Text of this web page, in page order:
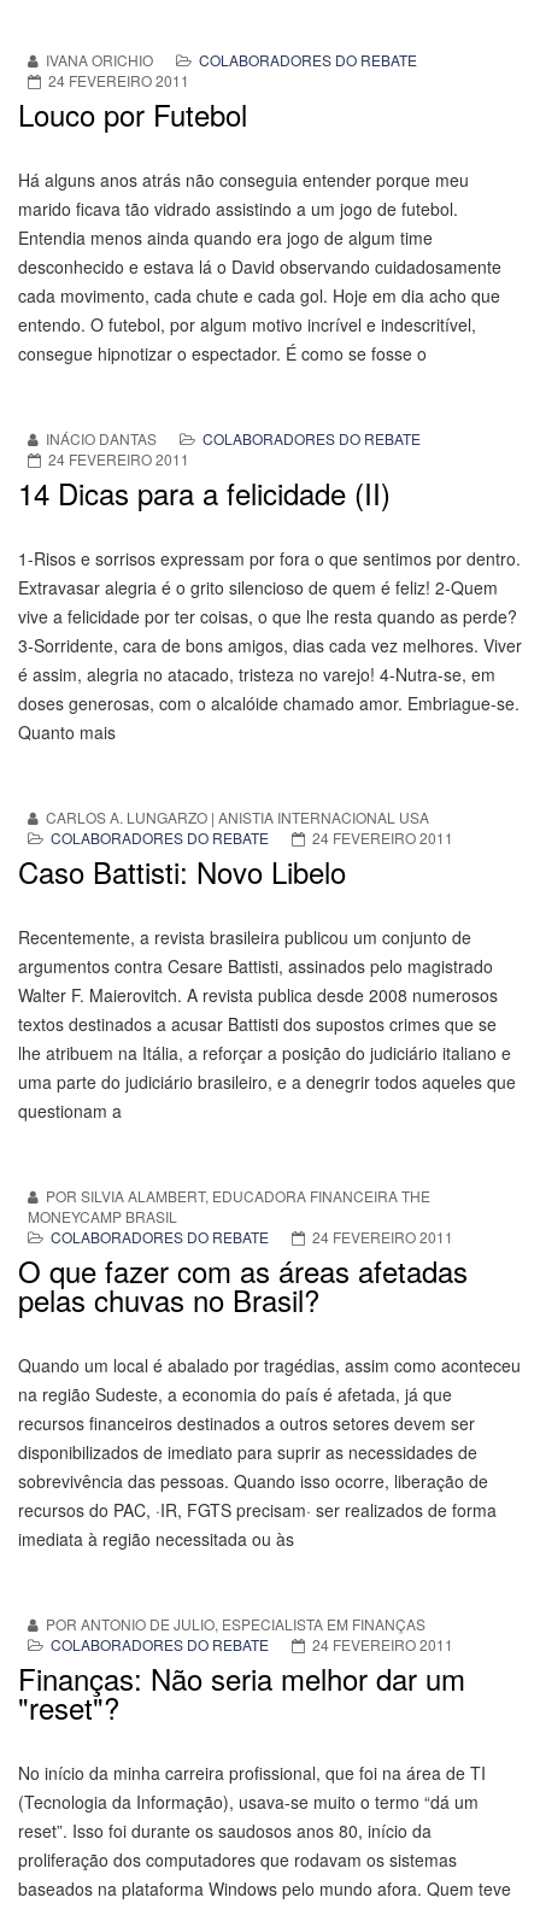
IVANA ORICHIO
COLABORADORES DO REBATE
24 FEVEREIRO 2011
Louco por Futebol
Há alguns anos atrás não conseguia entender porque meu
marido ficava tão vidrado assistindo a um jogo de futebol.
Entendia menos ainda quando era jogo de algum time
desconhecido e estava lá o David observando cuidadosamente
cada movimento, cada chute e cada gol. Hoje em dia acho que
entendo. O futebol, por algum motivo incrível e indescritível,
consegue hipnotizar o espectador. É como se fosse o
INÁCIO DANTAS
COLABORADORES DO REBATE
24 FEVEREIRO 2011
14 Dicas para a felicidade (II)
1-Risos e sorrisos expressam por fora o que sentimos por dentro.
Extravasar alegria é o grito silencioso de quem é feliz! 2-Quem
vive a felicidade por ter coisas, o que lhe resta quando as perde?
3-Sorridente, cara de bons amigos, dias cada vez melhores. Viver
é assim, alegria no atacado, tristeza no varejo! 4-Nutra-se, em
doses generosas, com o alcalóide chamado amor. Embriague-se.
Quanto mais
CARLOS A. LUNGARZO | ANISTIA INTERNACIONAL USA
COLABORADORES DO REBATE
24 FEVEREIRO 2011
Caso Battisti: Novo Libelo
Recentemente, a revista brasileira publicou um conjunto de
argumentos contra Cesare Battisti, assinados pelo magistrado
Walter F. Maierovitch. A revista publica desde 2008 numerosos
textos destinados a acusar Battisti dos supostos crimes que se
lhe atribuem na Itália, a reforçar a posição do judiciário italiano e
uma parte do judiciário brasileiro, e a denegrir todos aqueles que
questionam a
POR SILVIA ALAMBERT, EDUCADORA FINANCEIRA THE
MONEYCAMP BRASIL
COLABORADORES DO REBATE
24 FEVEREIRO 2011
O que fazer com as áreas afetadas
pelas chuvas no Brasil?
Quando um local é abalado por tragédias, assim como aconteceu
na região Sudeste, a economia do país é afetada, já que
recursos financeiros destinados a outros setores devem ser
disponibilizados de imediato para suprir as necessidades de
sobrevivência das pessoas. Quando isso ocorre, liberação de
recursos do PAC, ·IR, FGTS precisam· ser realizados de forma
imediata à região necessitada ou às
POR ANTONIO DE JULIO, ESPECIALISTA EM FINANÇAS
COLABORADORES DO REBATE
24 FEVEREIRO 2011
Finanças: Não seria melhor dar um
"reset"?
No início da minha carreira profissional, que foi na área de TI
(Tecnologia da Informação), usava-se muito o termo “dá um
reset”. Isso foi durante os saudosos anos 80, início da
proliferação dos computadores que rodavam os sistemas
baseados na plataforma Windows pelo mundo afora. Quem teve